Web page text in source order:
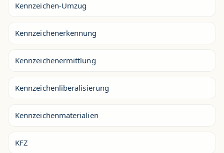
Kennzeichen-Umzug
Kennzeichenerkennung
Kennzeichenermittlung
Kennzeichenliberalisierung
Kennzeichenmaterialien
KFZ